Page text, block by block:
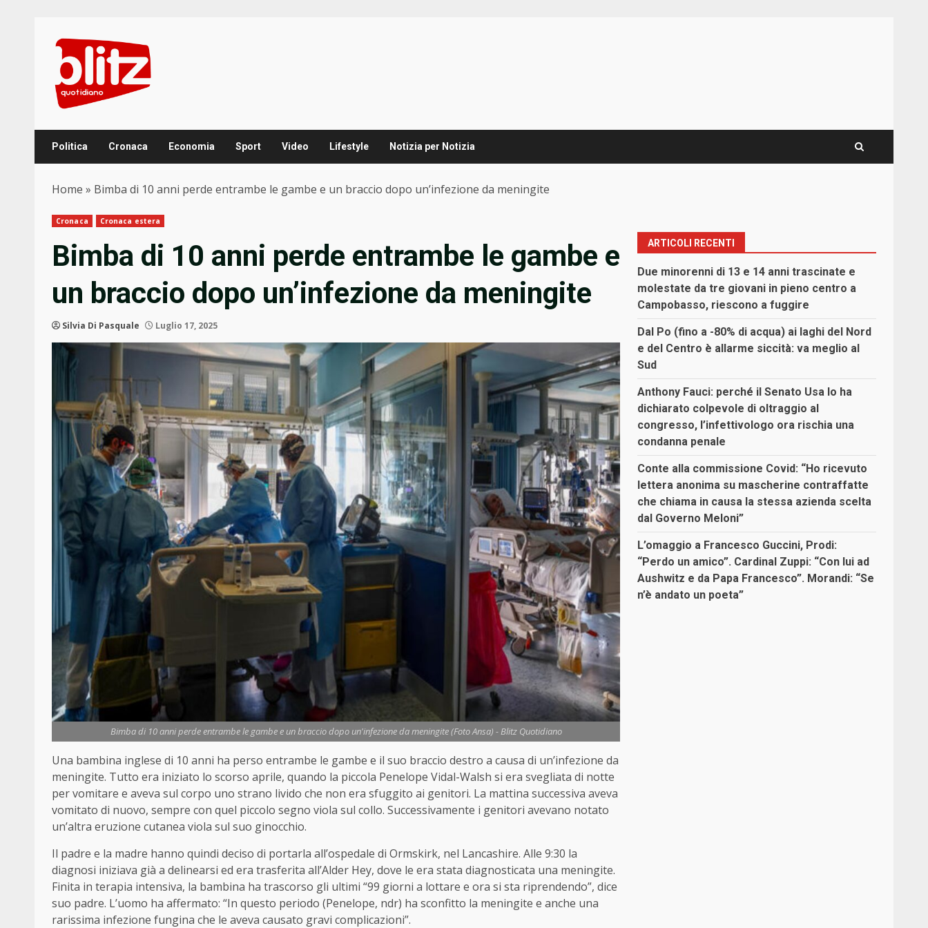
content
Politica Cronaca Economia Sport Video Lifestyle Notizia per Notizia
Home » Bimba di 10 anni perde entrambe le gambe e un braccio dopo un’infezione da meningite
Cronaca Cronaca estera
Bimba di 10 anni perde entrambe le gambe e
un braccio dopo un’infezione da meningite
Silvia Di Pasquale Luglio 17, 2025
Bimba di 10 anni perde entrambe le gambe e un braccio dopo un'infezione da meningite (Foto Ansa) - Blitz Quotidiano
Una bambina inglese di 10 anni ha perso entrambe le gambe e il suo braccio destro a causa di un’infezione da
meningite. Tutto era iniziato lo scorso aprile, quando la piccola Penelope Vidal-Walsh si era svegliata di notte
per vomitare e aveva sul corpo uno strano livido che non era sfuggito ai genitori. La mattina successiva aveva
vomitato di nuovo, sempre con quel piccolo segno viola sul collo. Successivamente i genitori avevano notato
un’altra eruzione cutanea viola sul suo ginocchio.
Il padre e la madre hanno quindi deciso di portarla all’ospedale di Ormskirk, nel Lancashire. Alle 9:30 la
diagnosi iniziava già a delinearsi ed era trasferita all’Alder Hey, dove le era stata diagnosticata una meningite.
Finita in terapia intensiva, la bambina ha trascorso gli ultimi “99 giorni a lottare e ora si sta riprendendo”, dice
suo padre. L’uomo ha affermato: “In questo periodo (Penelope, ndr) ha sconfitto la meningite e anche una
rarissima infezione fungina che le aveva causato gravi complicazioni”.
ARTICOLI RECENTI
Due minorenni di 13 e 14 anni trascinate e
molestate da tre giovani in pieno centro a
Campobasso, riescono a fuggire
Dal Po (fino a -80% di acqua) ai laghi del Nord
e del Centro è allarme siccità: va meglio al
Sud
Anthony Fauci: perché il Senato Usa lo ha
dichiarato colpevole di oltraggio al
congresso, l’infettivologo ora rischia una
condanna penale
Conte alla commissione Covid: “Ho ricevuto
lettera anonima su mascherine contraffatte
che chiama in causa la stessa azienda scelta
dal Governo Meloni”
L’omaggio a Francesco Guccini, Prodi:
“Perdo un amico”. Cardinal Zuppi: “Con lui ad
Aushwitz e da Papa Francesco”. Morandi: “Se
n’è andato un poeta”